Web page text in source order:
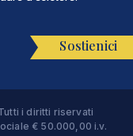
Sostienici
i diritti riservati
€ 50.000,00 i.v.